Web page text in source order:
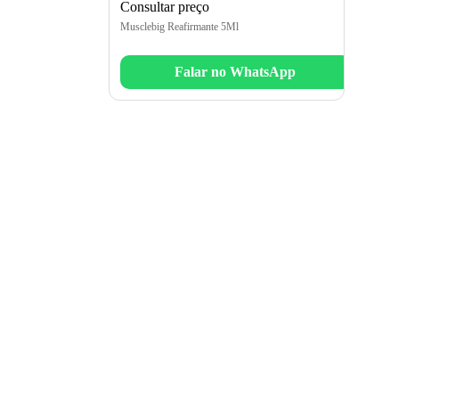
Consultar preço
Musclebig Reafirmante 5Ml
Falar no WhatsApp